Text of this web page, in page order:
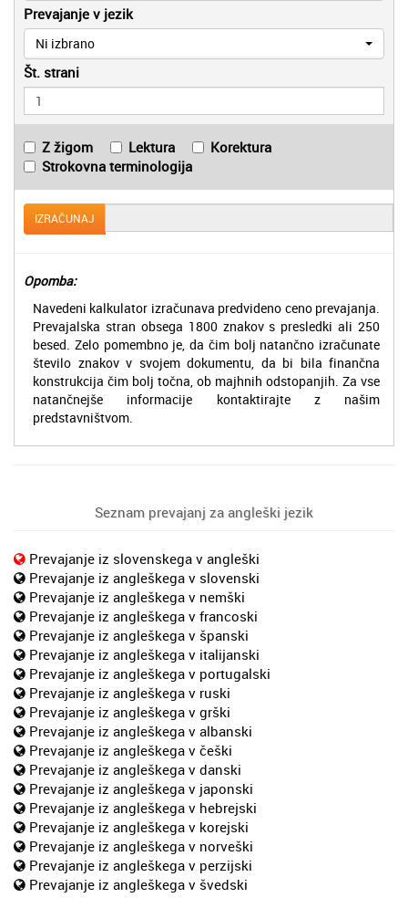
Prevajanje v jezik
Ni izbrano
Št. strani
Z žigom Lektura
Korektura
Strokovna terminologija
IZRAČUNAJ
Opomba:
Navedeni kalkulator izračunava predvideno ceno prevajanja.
Prevajalska stran obsega 1800 znakov s presledki ali 250
besed. Zelo pomembno je, da čim bolj natančno izračunate
število znakov v svojem dokumentu, da bi bila finančna
konstrukcija čim bolj točna, ob majhnih odstopanjih. Za vse
natančnejše informacije kontaktirajte z našim
predstavništvom.
Seznam prevajanj za angleški jezik
Prevajanje iz slovenskega v angleški
Prevajanje iz angleškega v slovenski
Prevajanje iz angleškega v nemški
Prevajanje iz angleškega v francoski
Prevajanje iz angleškega v španski
Prevajanje iz angleškega v italijanski
Prevajanje iz angleškega v portugalski
Prevajanje iz angleškega v ruski
Prevajanje iz angleškega v grški
Prevajanje iz angleškega v albanski
Prevajanje iz angleškega v češki
Prevajanje iz angleškega v danski
Prevajanje iz angleškega v japonski
Prevajanje iz angleškega v hebrejski
Prevajanje iz angleškega v korejski
Prevajanje iz angleškega v norveški
Prevajanje iz angleškega v perzijski
Prevajanje iz angleškega v švedski